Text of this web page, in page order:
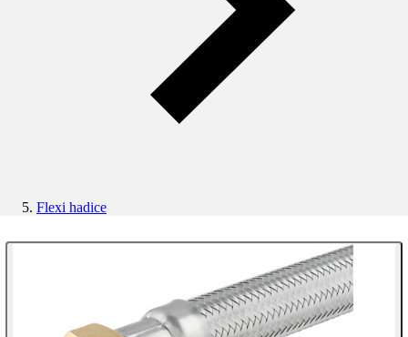
Flexi hadice